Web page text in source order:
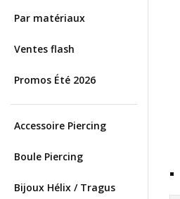
Par matériaux
Ventes flash
Promos Été 2026
Accessoire Piercing
Boule Piercing
Bijoux Hélix / Tragus